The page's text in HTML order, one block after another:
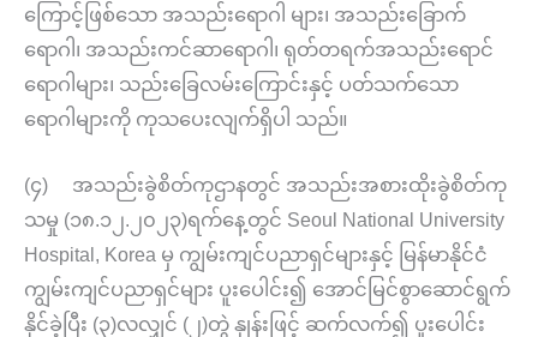
ကြောင့်ဖြစ်သော အသည်းရောဂါ များ၊ အသည်းခြောက်
ရောဂါ၊ အသည်းကင်ဆာရောဂါ၊ ရုတ်တရက်အသည်းရောင်
ရောဂါများ၊ သည်းခြေလမ်းကြောင်းနှင့် ပတ်သက်သော
ရောဂါများကို ကုသပေးလျက်ရှိပါ သည်။
(၄) အသည်းခွဲစိတ်ကုဌာနတွင် အသည်းအစားထိုးခွဲစိတ်ကု
သမှု (၁၈.၁၂.၂၀၂၃)ရက်နေ့တွင် Seoul National University
Hospital, Korea မှ ကျွမ်းကျင်ပညာရှင်များနှင့် မြန်မာနိုင်ငံ
ကျွမ်းကျင်ပညာရှင်များ ပူးပေါင်း၍ အောင်မြင်စွာဆောင်ရွက်
နိုင်ခဲ့ပြီး (၃)လလျှင် (၂)တွဲ နှုန်းဖြင့် ဆက်လက်၍ ပူးပေါင်း